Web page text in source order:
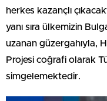
herkes kazançlı
yanı sıra ülkemizin
uzanan güzergahıyla,
Projesi coğrafi olarak
simgelemektedir.